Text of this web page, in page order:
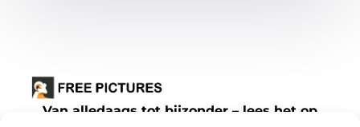
Van alledaags tot bijzonder – lees het op